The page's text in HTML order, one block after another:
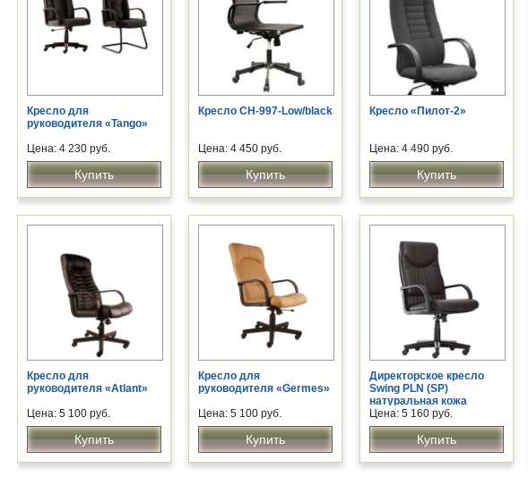
Кресло для
руководителя «Tango»
Цена: 4 230 руб.
Купить
Кресло CH-997-Low/black
Цена: 4 450 руб.
Купить
Кресло «Пилот-2»
Цена: 4 490 руб.
Купить
Кресло для
руководителя «Atlant»
Цена: 5 100 руб.
Купить
Кресло для
руководителя «Germes»
Цена: 5 100 руб.
Купить
Директорское кресло
Swing PLN (SP)
натуральная кожа
Цена: 5 160 руб.
Купить